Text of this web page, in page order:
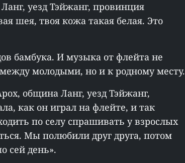
уезд Тэйжанг, провинция
шея, твоя кожа такая белая. Это
бамбука. И музыка от флейта не
молодыми, но и к родному месту.
община Ланг, уезд Тэйжанг,
как он играл на флейте, и так
по селу спрашивать у взрослых
Мы полюбили друг друга, потом
сей день».